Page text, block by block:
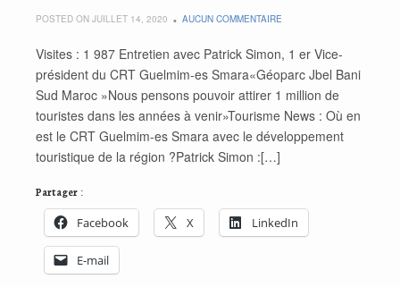
POSTED ON JUILLET 14, 2020 AUCUN COMMENTAIRE
Visites : 1 987 Entretien avec Patrick Simon, 1 er Vice-
président du CRT Guelmim-es Smara«Géoparc Jbel Bani
Sud Maroc »Nous pensons pouvoir attirer 1 million de
touristes dans les années à venir»Tourisme News : Où en
est le CRT Guelmim-es Smara avec le développement
touristique de la région ?Patrick Simon :[…]
Partager :
Facebook X LinkedIn
E-mail